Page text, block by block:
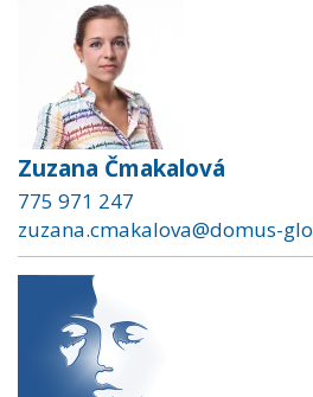
Zuzana Čmakalová
775 971 247
zuzana.cmakalova@domus-